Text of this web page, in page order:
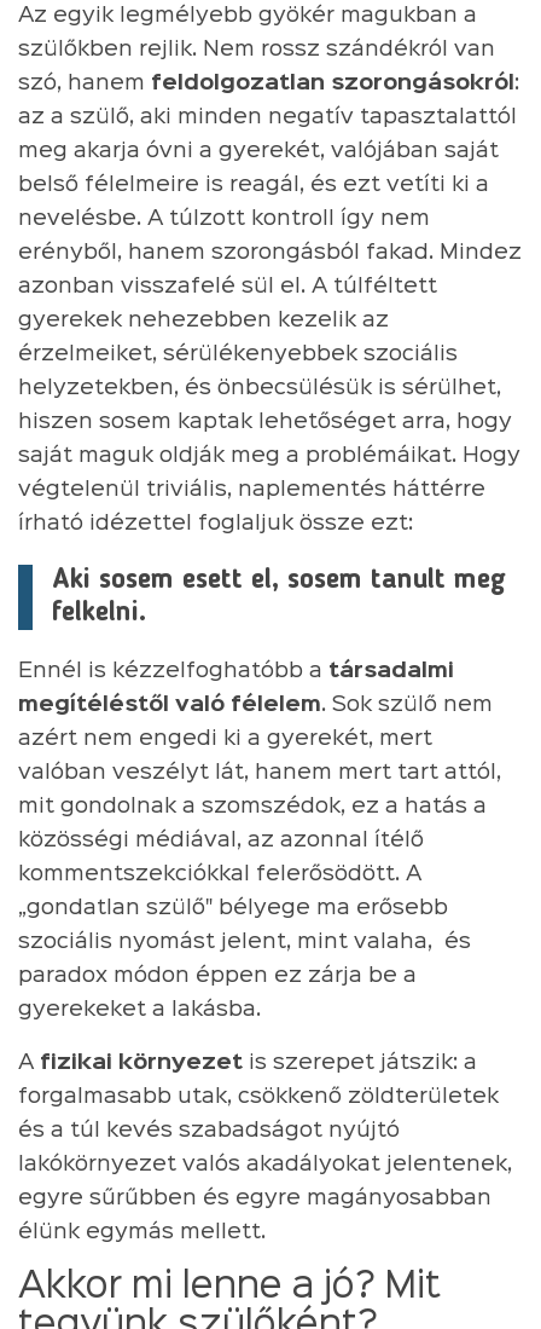
Az egyik legmélyebb gyökér magukban a
szülőkben rejlik. Nem rossz szándékról van
szó, hanem feldolgozatlan szorongásokról :
az a szülő, aki minden negatív tapasztalattól
meg akarja óvni a gyerekét, valójában saját
belső félelmeire is reagál, és ezt vetíti ki a
nevelésbe. A túlzott kontroll így nem
erényből, hanem szorongásból fakad. Mindez
azonban visszafelé sül el. A túlféltett
gyerekek nehezebben kezelik az
érzelmeiket, sérülékenyebbek szociális
helyzetekben, és önbecsülésük is sérülhet,
hiszen sosem kaptak lehetőséget arra, hogy
saját maguk oldják meg a problémáikat. Hogy
végtelenül triviális, naplementés háttérre
írható idézettel foglaljuk össze ezt:
Aki sosem esett el, sosem tanult meg
felkelni.
Ennél is kézzelfoghatóbb a társadalmi
megítéléstől való félelem. Sok szülő nem
azért nem engedi ki a gyerekét, mert
valóban veszélyt lát, hanem mert tart attól,
mit gondolnak a szomszédok, ez a hatás a
közösségi médiával, az azonnal ítélő
kommentszekciókkal felerősödött. A
„gondatlan szülő" bélyege ma erősebb
szociális nyomást jelent, mint valaha, és
paradox módon éppen ez zárja be a
gyerekeket a lakásba.
A fizikai környezet is szerepet játszik: a
forgalmasabb utak, csökkenő zöldterületek
és a túl kevés szabadságot nyújtó
lakókörnyezet valós akadályokat jelentenek,
egyre sűrűbben és egyre magányosabban
élünk egymás mellett.
Akkor mi lenne a jó? Mit